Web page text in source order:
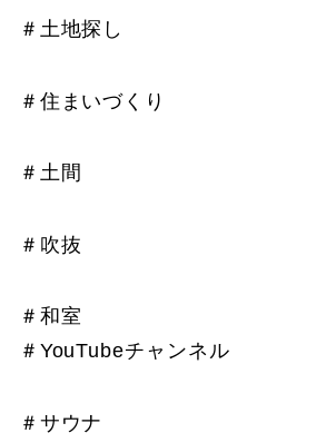
＃土地探し
＃住まいづくり
＃土間
＃吹抜
＃和室
＃YouTubeチャンネル
＃サウナ